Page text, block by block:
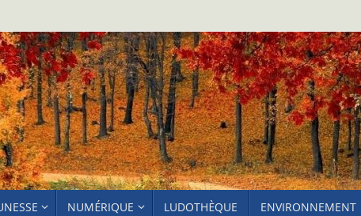
NUMÉRIQUE LUDOTHÈQUE ENVIRONNEMENT